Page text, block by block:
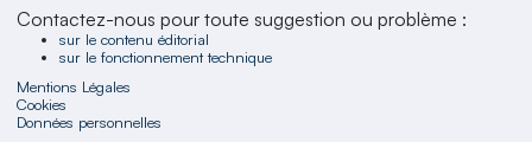
Contactez-nous pour toute suggestion ou problème :
sur le contenu éditorial
sur le fonctionnement technique
Mentions Légales
Cookies
Données personnelles